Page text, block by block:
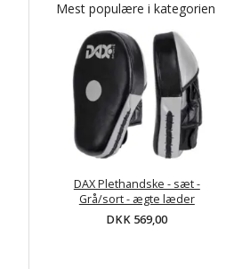
Mest populære i kategorien
DAX Plethandske - sæt -
Grå/sort - ægte læder
DKK 569,00